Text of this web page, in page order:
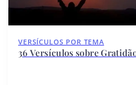
VERSÍCULOS POR TEMA
36 Versículos sobre